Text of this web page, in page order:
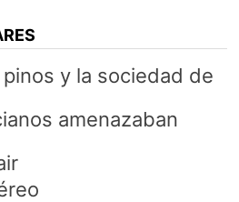
y la sociedad de
amenazaban